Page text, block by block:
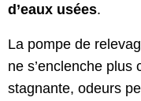
d’eaux usées.
La pompe de
ne s’enclenche plus
stagnante, odeurs